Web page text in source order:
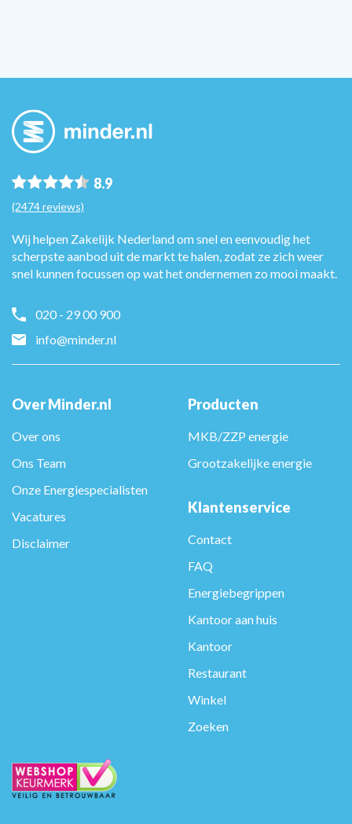
8.9
(2474 reviews)
Wij helpen Zakelijk Nederland om snel en eenvoudig het
scherpste aanbod uit de markt te halen, zodat ze zich weer
snel kunnen focussen op wat het ondernemen zo mooi maakt.
020 - 29 00 900
info@minder.nl
Over Minder.nl
Over ons
Ons Team
Onze Energiespecialisten
Vacatures
Disclaimer
Producten
MKB/ZZP energie
Grootzakelijke energie
Klantenservice
Contact
FAQ
Energiebegrippen
Kantoor aan huis
Kantoor
Restaurant
Winkel
Zoeken